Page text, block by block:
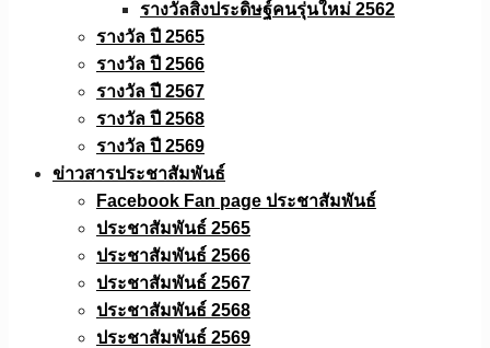
รางวัลสิ่งประดิษฐ์คนรุ่นใหม่ 2562
รางวัล ปี 2565
รางวัล ปี 2566
รางวัล ปี 2567
รางวัล ปี 2568
รางวัล ปี 2569
ข่าวสารประชาสัมพันธ์
Facebook Fan page ประชาสัมพันธ์
ประชาสัมพันธ์ 2565
ประชาสัมพันธ์ 2566
ประชาสัมพันธ์ 2567
ประชาสัมพันธ์ 2568
ประชาสัมพันธ์ 2569